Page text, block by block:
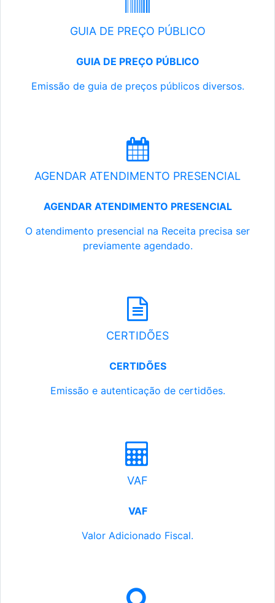
GUIA DE PREÇO PÚBLICO
GUIA DE PREÇO PÚBLICO
Emissão de guia de preços públicos diversos.
AGENDAR ATENDIMENTO PRESENCIAL
AGENDAR ATENDIMENTO PRESENCIAL
O atendimento presencial na Receita precisa ser
previamente agendado.
CERTIDÕES
CERTIDÕES
Emissão e autenticação de certidões.
VAF
VAF
Valor Adicionado Fiscal.